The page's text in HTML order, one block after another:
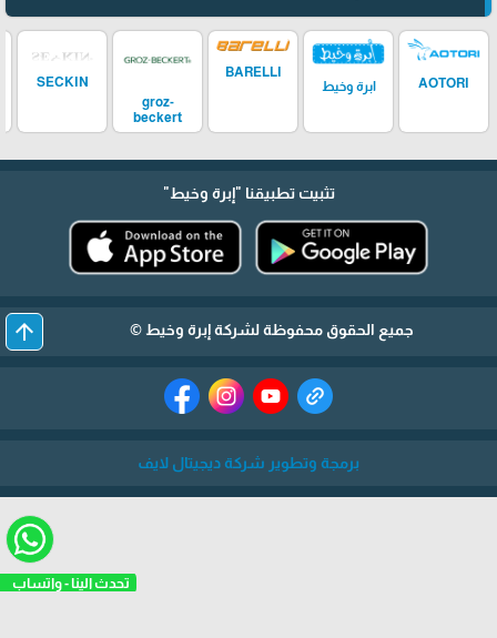
تحدث
AOTORI ابرة وخيط
BARELLI
groz-
beckert
SECKIN
تثبيت تطبيقنا "إبرة وخيط"
جميع الحقوق محفوظة لشركة إبرة وخيط © arrow_upward
برمجة وتطوير شركة ديجيتال لايف